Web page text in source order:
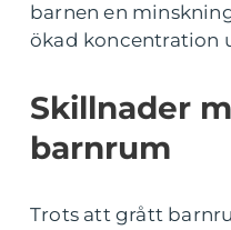
barnen en
ökad koncentration
Skillnader
barnrum
Trots att grått